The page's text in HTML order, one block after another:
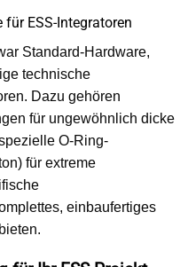
ESS-Integratoren
Standard-Hardware,
technische
Dazu gehören
für ungewöhnlich dicke
O-Ring-
für extreme
einbaufertiges